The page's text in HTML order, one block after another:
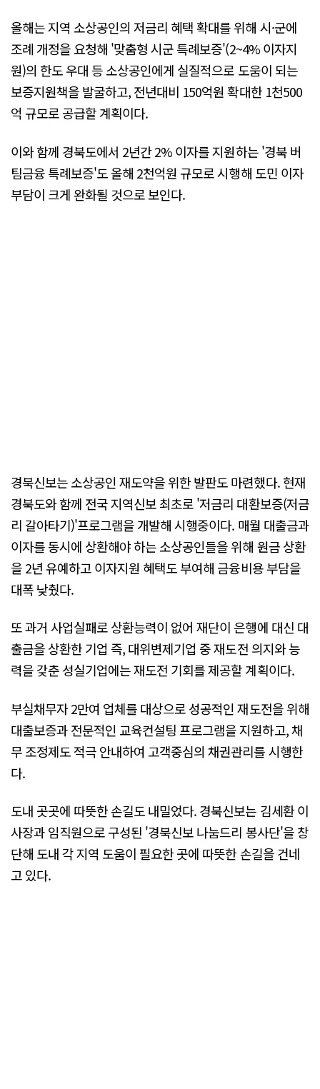
올해는 지역 소상공인의 저금리 혜택 확대를 위해 시·군에
조례 개정을 요청해 '맞춤형 시군 특례보증'(2~4% 이자지
원)의 한도 우대 등 소상공인에게 실질적으로 도움이 되는
보증지원책을 발굴하고, 전년대비 150억원 확대한 1천500
억 규모로 공급할 계획이다.
이와 함께 경북도에서 2년간 2% 이자를 지원하는 '경북 버
팀금융 특례보증'도 올해 2천억원 규모로 시행해 도민 이자
부담이 크게 완화될 것으로 보인다.
경북신보는 소상공인 재도약을 위한 발판도 마련했다. 현재
경북도와 함께 전국 지역신보 최초로 '저금리 대환보증(저금
리 갈아타기)'프로그램을 개발해 시행중이다. 매월 대출금과
이자를 동시에 상환해야 하는 소상공인들을 위해 원금 상환
을 2년 유예하고 이자지원 혜택도 부여해 금융비용 부담을
대폭 낮췄다.
또 과거 사업실패로 상환능력이 없어 재단이 은행에 대신 대
출금을 상환한 기업 즉, 대위변제기업 중 재도전 의지와 능
력을 갖춘 성실기업에는 재도전 기회를 제공할 계획이다.
부실채무자 2만여 업체를 대상으로 성공적인 재도전을 위해
대출보증과 전문적인 교육컨설팅 프로그램을 지원하고, 채
무 조정제도 적극 안내하여 고객중심의 채권관리를 시행한
다.
도내 곳곳에 따뜻한 손길도 내밀었다. 경북신보는 김세환 이
사장과 임직원으로 구성된 '경북신보 나눔드리 봉사단'을 창
단해 도내 각 지역 도움이 필요한 곳에 따뜻한 손길을 건네
고 있다.